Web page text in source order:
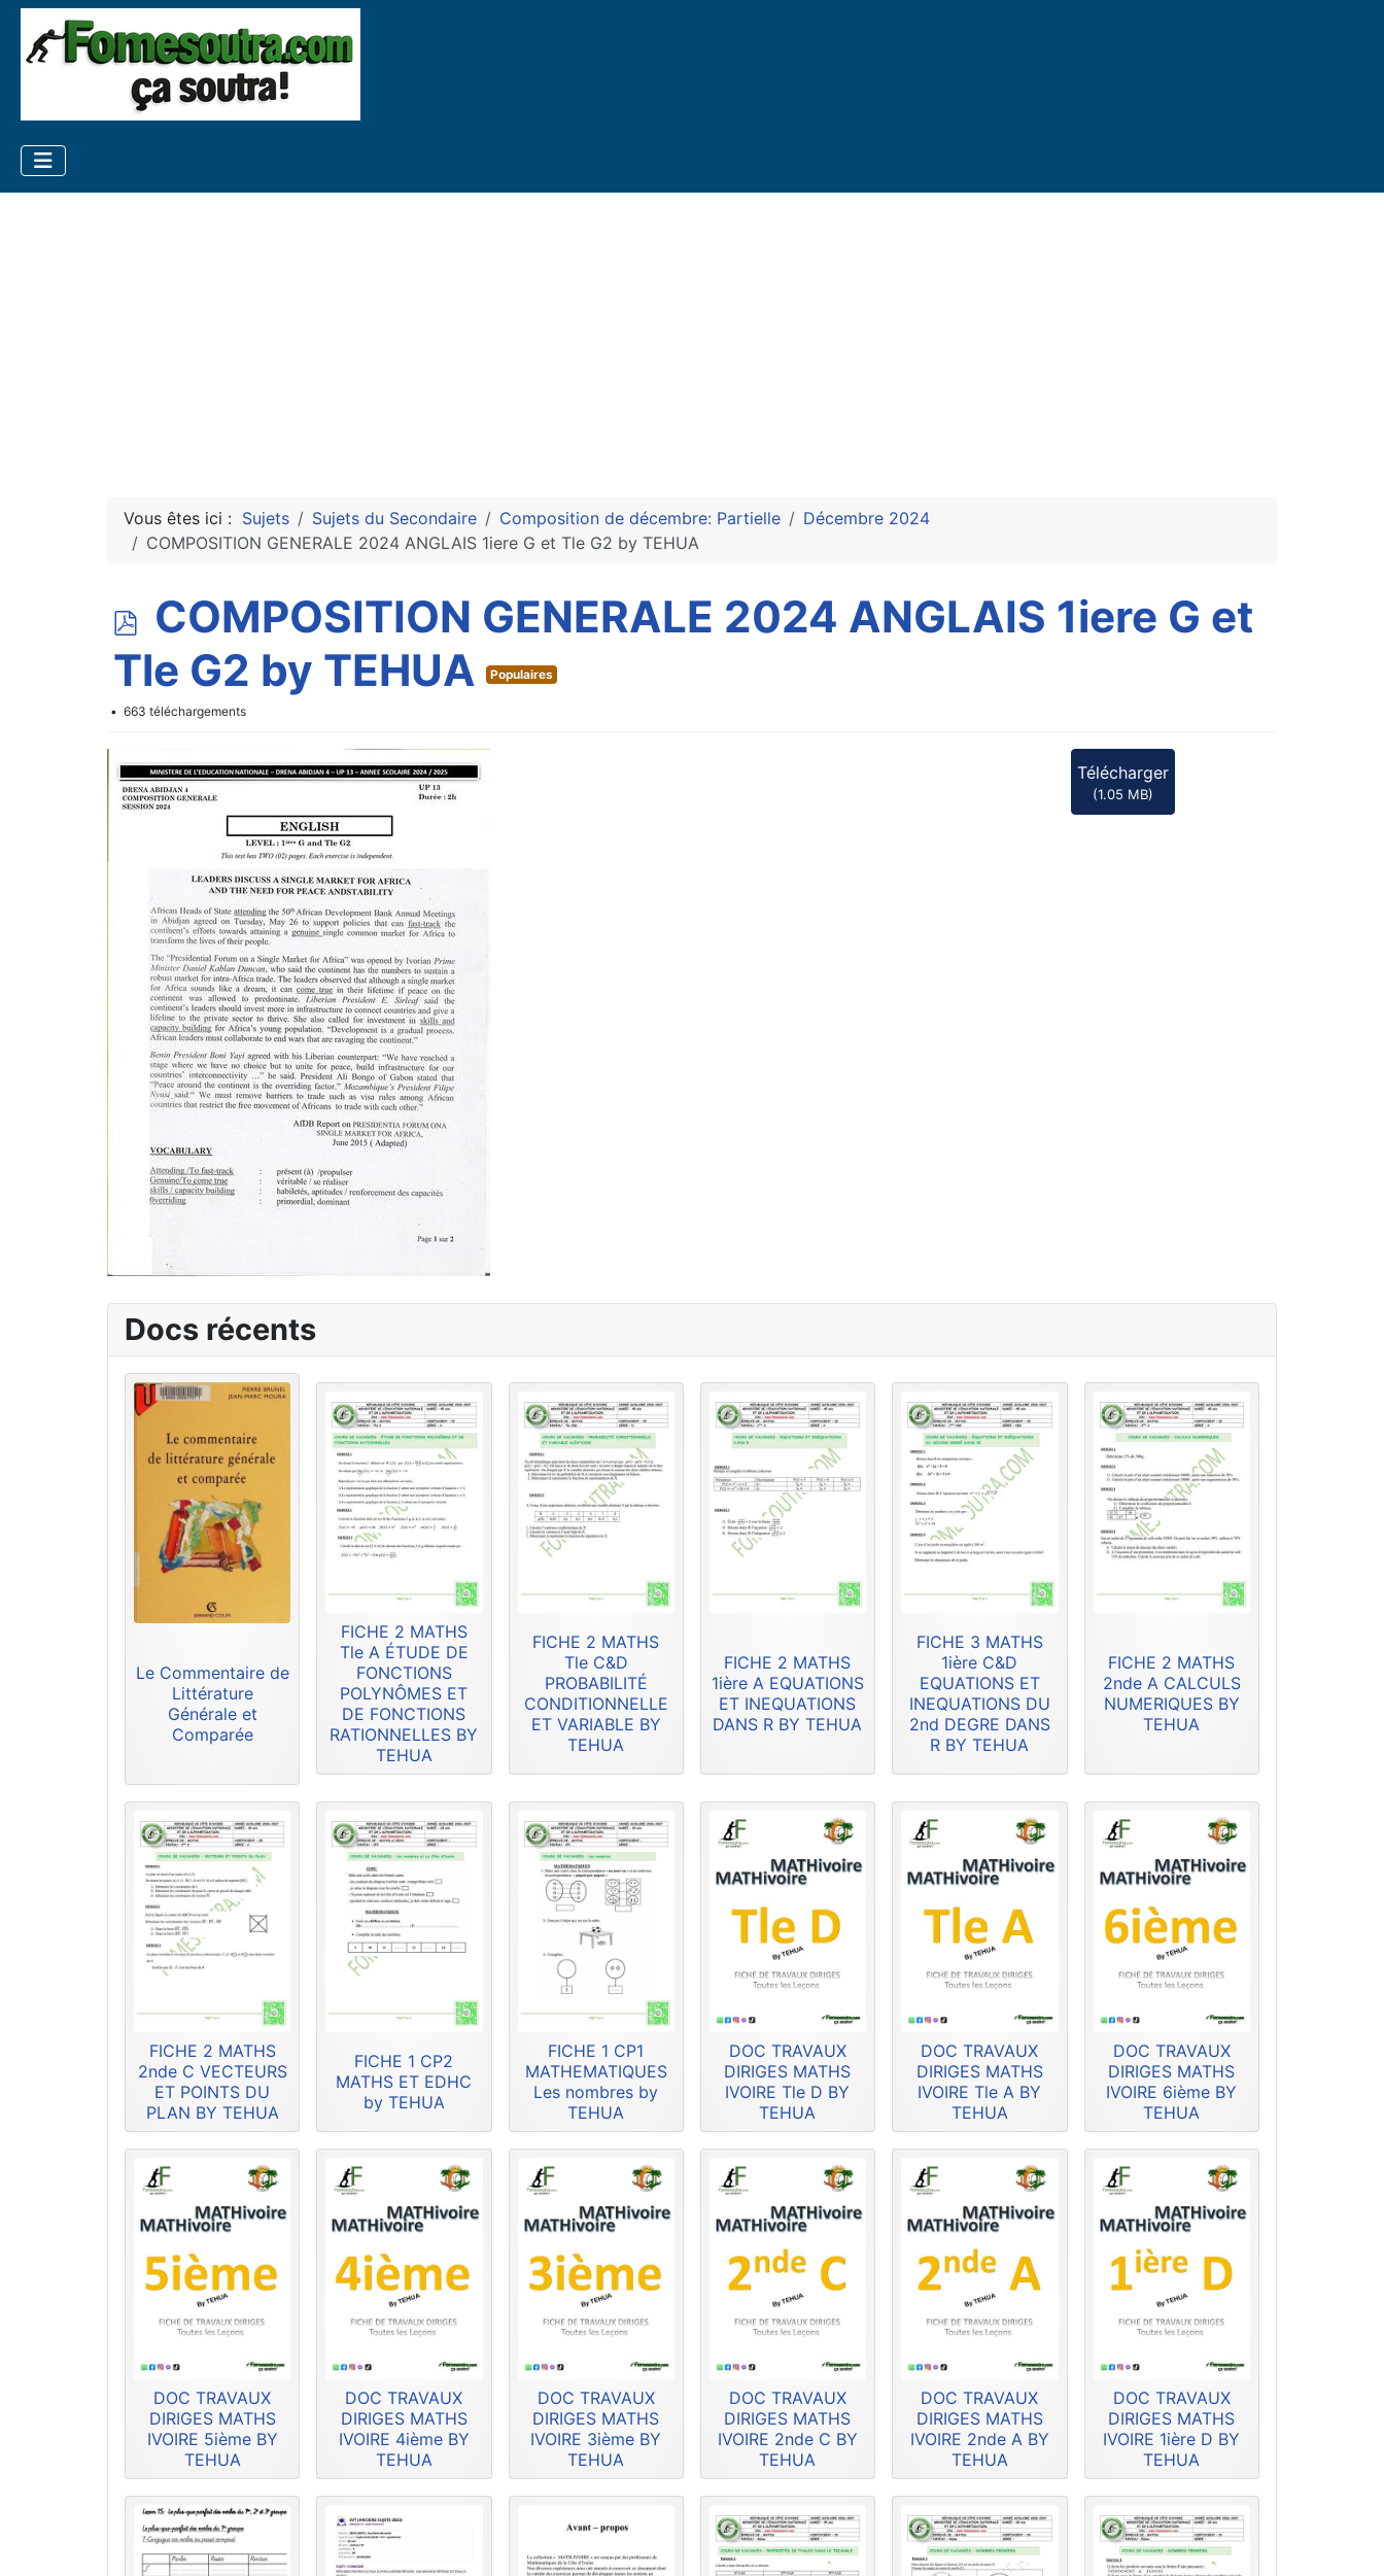
Vous êtes ici : Sujets Sujets du Secondaire Composition de décembre: Partielle
Décembre 2024
COMPOSITION GENERALE 2024 ANGLAIS 1iere G et Tle G2 by TEHUA
p
d
f
COMPOSITION GENERALE 2024 ANGLAIS 1iere G et
Tle G2 by TEHUA
Populaires
663 téléchargements
Télécharger
(1.05 MB)
Docs récents
Le Commentaire de
Littérature
Générale et
Comparée
FICHE 2 MATHS
Tle A ÉTUDE DE
FONCTIONS
POLYNÔMES ET
DE FONCTIONS
RATIONNELLES BY
TEHUA
FICHE 2 MATHS
Tle C&D
PROBABILITÉ
CONDITIONNELLE
ET VARIABLE BY
TEHUA
FICHE 2 MATHS
1ière A EQUATIONS
ET INEQUATIONS
DANS R BY TEHUA
FICHE 3 MATHS
1ière C&D
EQUATIONS ET
INEQUATIONS DU
2nd DEGRE DANS
R BY TEHUA
FICHE 2 MATHS
2nde A CALCULS
NUMERIQUES BY
TEHUA
FICHE 2 MATHS
2nde C VECTEURS
ET POINTS DU
PLAN BY TEHUA
FICHE 1 CP2
MATHS ET EDHC
by TEHUA
FICHE 1 CP1
MATHEMATIQUES
Les nombres by
TEHUA
DOC TRAVAUX
DIRIGES MATHS
IVOIRE Tle D BY
TEHUA
DOC TRAVAUX
DIRIGES MATHS
IVOIRE Tle A BY
TEHUA
DOC TRAVAUX
DIRIGES MATHS
IVOIRE 6ième BY
TEHUA
DOC TRAVAUX
DIRIGES MATHS
IVOIRE 5ième BY
TEHUA
DOC TRAVAUX
DIRIGES MATHS
IVOIRE 4ième BY
TEHUA
DOC TRAVAUX
DIRIGES MATHS
IVOIRE 3ième BY
TEHUA
DOC TRAVAUX
DIRIGES MATHS
IVOIRE 2nde C BY
TEHUA
DOC TRAVAUX
DIRIGES MATHS
IVOIRE 2nde A BY
TEHUA
DOC TRAVAUX
DIRIGES MATHS
IVOIRE 1ière D BY
TEHUA